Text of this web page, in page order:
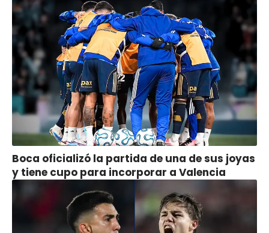
Boca oficializó la partida de una de sus joyas
y tiene cupo para incorporar a Valencia